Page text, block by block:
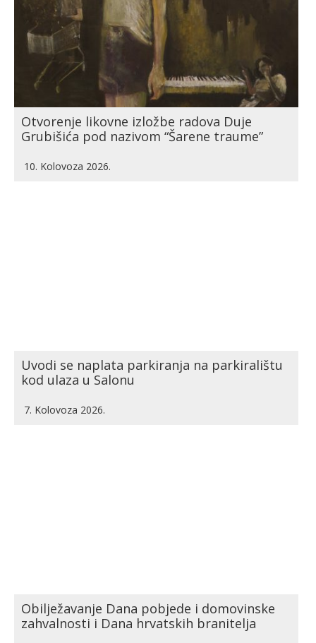
Otvorenje likovne izložbe radova Duje
Grubišića pod nazivom “Šarene traume”
10. Kolovoza 2026.
Uvodi se naplata parkiranja na parkiralištu
kod ulaza u Salonu
7. Kolovoza 2026.
Obilježavanje Dana pobjede i domovinske
zahvalnosti i Dana hrvatskih branitelja